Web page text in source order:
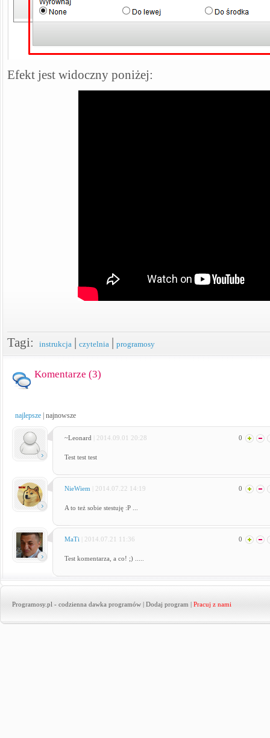
Efekt jest widoczny poniżej:
Tagi: instrukcja | czytelnia | programosy
Komentarze (3)
najlepsze najnowsze
~Leonard | 2014.09.01 20:28 0
Test test test
NieWiem | 2014.07.22 14:19 0
A to też sobie stestuję :P ...
MaTi | 2014.07.21 11:36 0
Test komentarza, a co! ;) .....
Programosy.pl - codzienna dawka programów | Dodaj program | Pracuj z nami